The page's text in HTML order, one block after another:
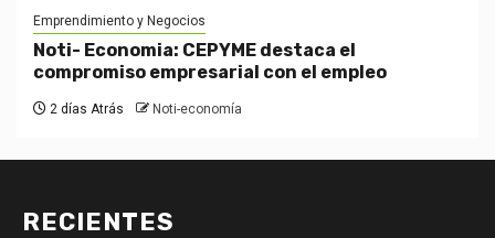
Emprendimiento y Negocios
Noti- Economia: CEPYME destaca el
compromiso empresarial con el empleo
2 días Atrás Noti-economía
RECIENTES